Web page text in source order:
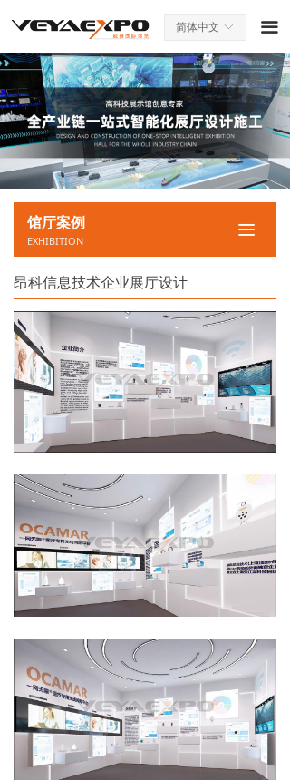
ꀅ
简体中文 끀
昂科信息技术企业展厅设计
끀
馆厅案例
EXHIBITION